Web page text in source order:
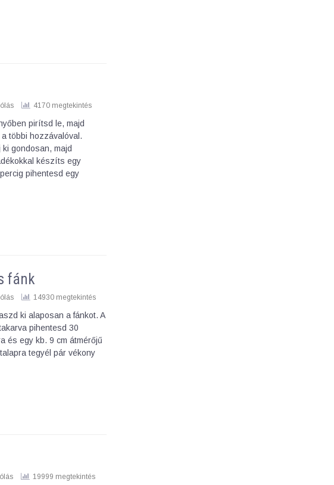
4170 megtekintés
pirítsd le, majd
többi hozzávalóval.
gondosan, majd
készíts egy
pihentesd egy
fánk
14930 megtekintés
ki alaposan a fánkot. A
pihentesd 30
és egy kb. 9 cm átmérőjű
tegyél pár vékony
19999 megtekintés